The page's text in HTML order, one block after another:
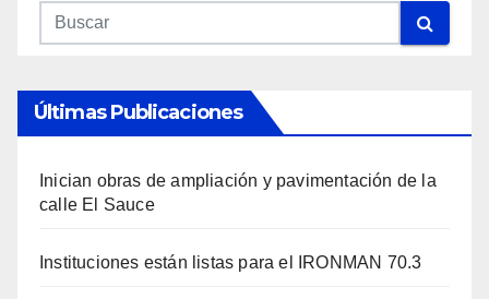
Últimas Publicaciones
Inician obras de ampliación y pavimentación de la
calle El Sauce
Instituciones están listas para el IRONMAN 70.3